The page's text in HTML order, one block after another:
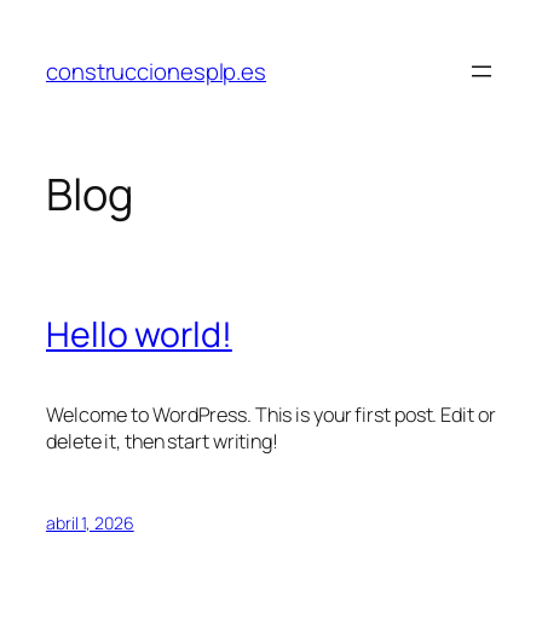
contenido
construccionesplp.es
Blog
Hello world!
Welcome to WordPress. This is your first post. Edit or
delete it, then start writing!
abril 1, 2026